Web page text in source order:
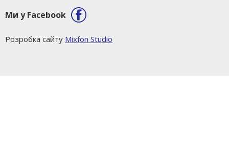
Ми у Facebook
Розробка сайту Mixfon Studio